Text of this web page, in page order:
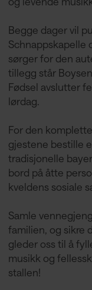
Begge dager vil
Schnappskapelle
sørger for den
tillegg står
Fødsel avslutter
lørdag.
For den
gjestene bestille
tradisjonelle
bord på åtte
kveldens sosiale
Samle
familien, og sikre
gleder oss til å
musikk og
stallen!